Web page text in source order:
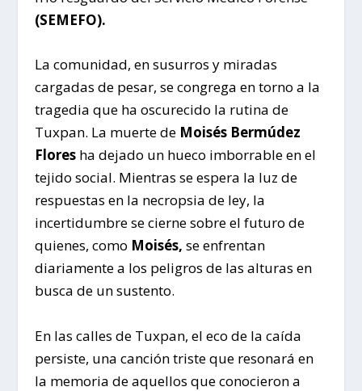
(SEMEFO).
La comunidad, en susurros y miradas
cargadas de pesar, se congrega en torno a la
tragedia que ha oscurecido la rutina de
Tuxpan. La muerte de Moisés Bermúdez
Floresha dejado un hueco imborrable en el
tejido social. Mientras se espera la luz de
respuestas en la necropsia de ley, la
incertidumbre se cierne sobre el futuro de
quienes, como Moisés, se enfrentan
diariamente a los peligros de las alturas en
busca de un sustento.
En las calles de Tuxpan, el eco de la caída
persiste, una canción triste que resonará en
la memoria de aquellos que conocieron a